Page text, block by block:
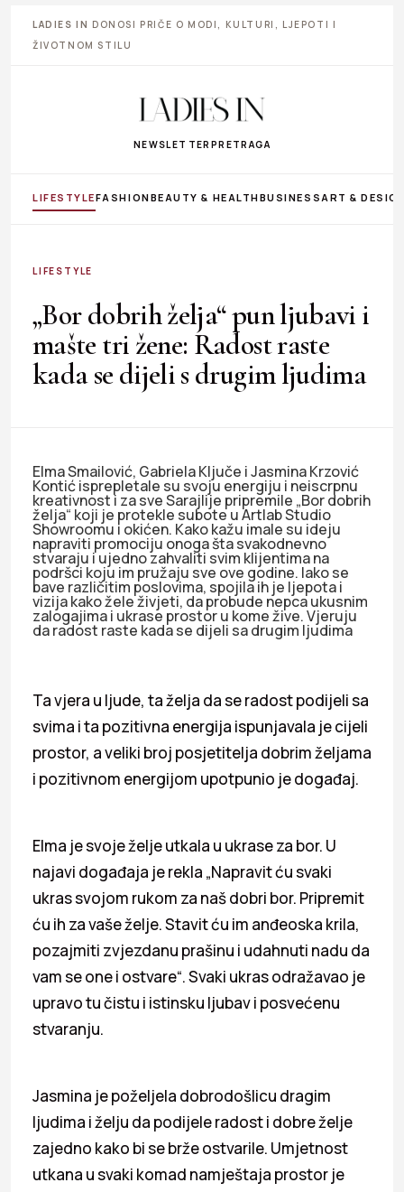
LADIES IN DONOSI PRIČE O MODI, KULTURI, LJEPOTI I
ŽIVOTNOM STILU
NEWSLETTER PRETRAGA
LIFESTYLEFASHIONBEAUTY & HEALTHBUSINESS ART &
LIFESTYLE
„Bor dobrih želja“ pun ljubavi i
mašte tri žene: Radost raste
kada se dijeli s drugim ljudima
Elma Smailović, Gabriela Ključe i Jasmina Krzović
Kontić isprepletale su svoju energiju i neiscrpnu
kreativnost i za sve Sarajlije pripremile „Bor dobrih
želja“ koji je protekle subote u Artlab Studio
Showroomu i okićen. Kako kažu imale su ideju
napraviti promociju onoga šta svakodnevno
stvaraju i ujedno zahvaliti svim klijentima na
podršci koju im pružaju sve ove godine. Iako se
bave različitim poslovima, spojila ih je ljepota i
vizija kako žele živjeti, da probude nepca ukusnim
zalogajima i ukrase prostor u kome žive. Vjeruju
da radost raste kada se dijeli sa drugim ljudima
Ta vjera u ljude, ta želja da se radost podijeli sa
svima i ta pozitivna energija ispunjavala je cijeli
prostor, a veliki broj posjetitelja dobrim željama
i pozitivnom energijom upotpunio je događaj.
Elma je svoje želje utkala u ukrase za bor. U
najavi događaja je rekla „Napravit ću svaki
ukras svojom rukom za naš dobri bor. Pripremit
ću ih za vaše želje. Stavit ću im anđeoska krila,
pozajmiti zvjezdanu prašinu i udahnuti nadu da
vam se one i ostvare“. Svaki ukras odražavao je
upravo tu čistu i istinsku ljubav i posvećenu
stvaranju.
Jasmina je poželjela dobrodošlicu dragim
ljudima i želju da podijele radost i dobre želje
zajedno kako bi se brže ostvarile. Umjetnost
utkana u svaki komad namještaja prostor je